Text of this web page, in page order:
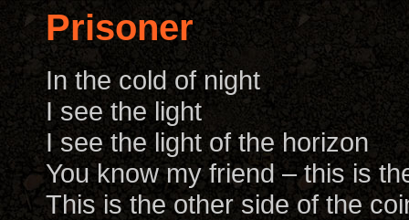
Prisoner
In the cold of night
I see the light
I see the light of the horizon
You know my friend – this is
This is the other side of the